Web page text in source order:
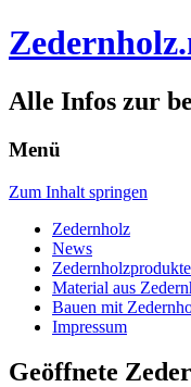
Alle Infos zur
Menü
Zum Inhalt springen
Zedernholz
News
Zedernholzprodukte
Material aus
Bauen mit
Impressum
Geöffnete